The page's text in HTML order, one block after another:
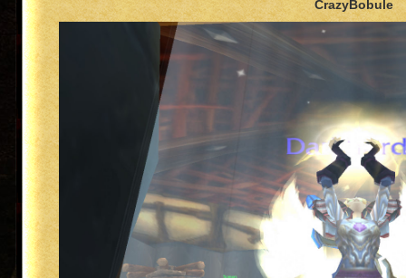
CrazyBobule